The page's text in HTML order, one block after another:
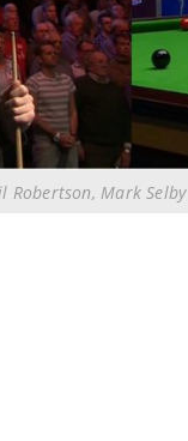
Robertson, Mark Selby